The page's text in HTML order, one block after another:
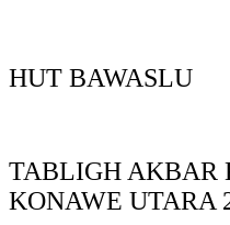
HUT BAWASLU
TABLIGH AKBAR
KONAWE UTARA